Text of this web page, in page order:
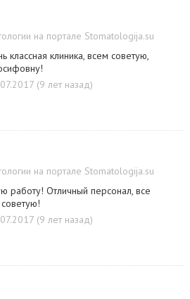
на портале Stomatologija.su
классная клиника, всем советую,
(9 лет назад)
на портале Stomatologija.su
работу! Отличный персонал, все
(9 лет назад)